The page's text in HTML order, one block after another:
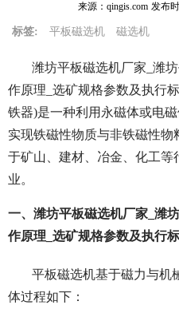
来源：qingis.com 发布
标签: 平板磁选机 磁选机
潍坊平板磁选机厂家_潍坊
作原理_选矿规格参数及执行
铁器)是一种利用永磁体或电
实现铁磁性物质与非铁磁性物
于矿山、建材、冶金、化工
业。
一、潍坊平板磁选机厂家_潍
作原理_选矿规格参数及执行
平板磁选机基于磁力与机
体过程如下：